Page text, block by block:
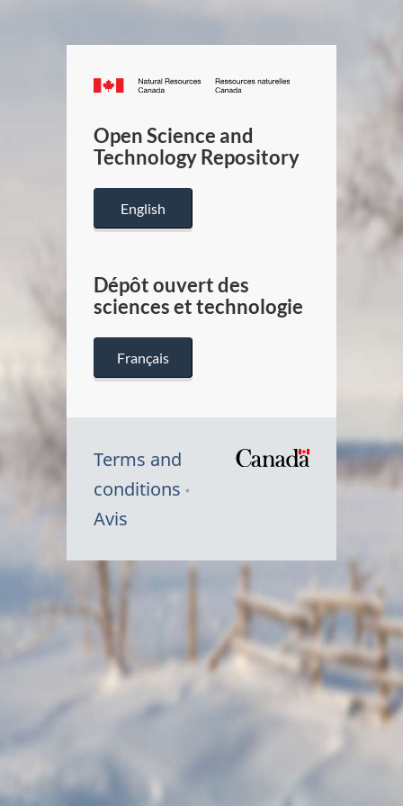
Canada.ca
/
Canada
Open Science and
Technology Repository
English
Dépôt ouvert des
sciences et technologie
Français
Terms and
conditions
Avis
Symbole
Canada